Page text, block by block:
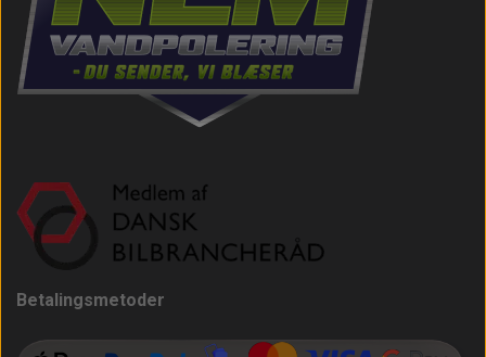
Betalingsmetoder